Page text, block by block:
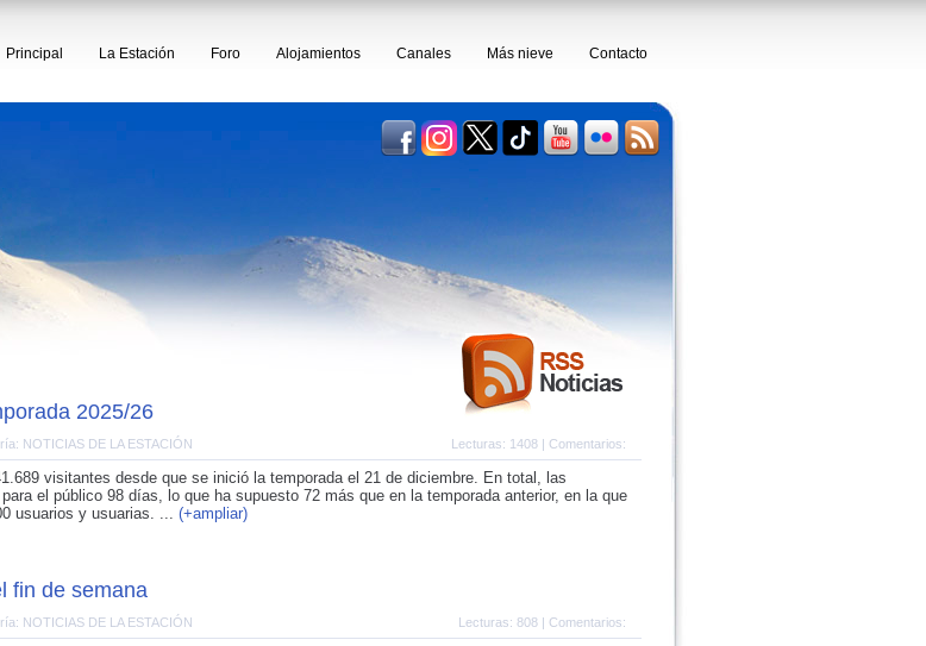
Principal La Estación Foro Alojamientos Canales Más nieve Contacto
2025/26
NOTICIAS DE LA ESTACIÓN Lecturas: 1408 | Comentarios:
visitantes desde que se inició la temporada el 21 de diciembre. En total, las
el público 98 días, lo que ha supuesto 72 más que en la temporada anterior, en la que
usuarios y usuarias. ... (+ampliar)
fin de semana
NOTICIAS DE LA ESTACIÓN Lecturas: 808 | Comentarios: